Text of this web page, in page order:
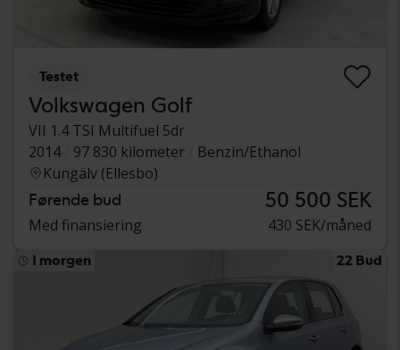
Testet
Volkswagen Golf
VII 1.4 TSI Multifuel 5dr
2014
97 830 kilometer
Benzin/Ethanol
Kungälv (Ellesbo)
Førende bud 50 500 SEK
Med finansiering 430 SEK/måned
I morgen 22 Bud